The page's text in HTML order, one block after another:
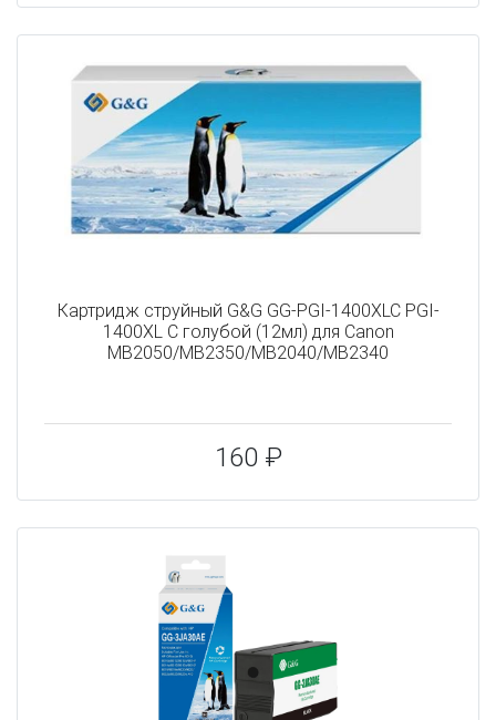
Картридж струйный G&G GG-PGI-1400XLC PGI-
1400XL C голубой (12мл) для Canon
MB2050/MB2350/MB2040/MB2340
160 ₽